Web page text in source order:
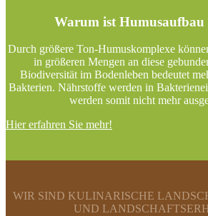
Warum ist Humusaufbau
Durch größere Ton-Humuskomplexe
in größeren Mengen an diese
Biodiversität im Bodenleben bedeutet
Bakterien. Nährstoffe werden in
werden somit nicht mehr
Hier erfahren Sie mehr!
WIR SIND KULINARISCHE
UND